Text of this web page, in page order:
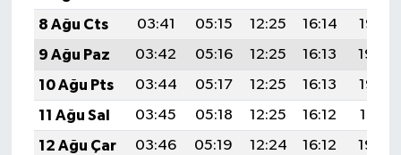
8 Ağu Cts
03:41 05:15 12:25 16:14
19:25
9 Ağu Paz
03:42 05:16 12:25 16:13
19:24
10 Ağu Pts
03:44 05:17 12:25 16:13
19:22
11 Ağu Sal
03:45 05:18 12:25 16:12
19:21
12 Ağu Çar
03:46 05:19 12:24 16:12
19:20